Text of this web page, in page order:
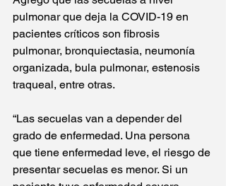
pulmonar que deja la COVID-19 en
pacientes críticos son fibrosis
pulmonar, bronquiectasia, neumonía
organizada, bula pulmonar, estenosis
traqueal, entre otras.
“Las secuelas van a depender del
grado de enfermedad. Una persona
que tiene enfermedad leve, el riesgo de
presentar secuelas es menor. Si un